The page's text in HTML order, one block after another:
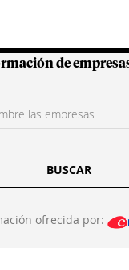
de
BUSCAR
ofrecida por: